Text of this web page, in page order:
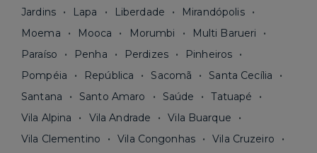
Jardins
Lapa Liberdade
Mirandópolis
Moema
Mooca Morumbi
Multi Barueri
Paraíso
Penha Perdizes
Pinheiros
Pompéia
República Sacomã
Santa Cecília
Santana
Santo Amaro Saúde
Tatuapé
Vila Alpina
Vila Andrade
Vila Buarque
Vila Clementino
Vila Congonhas
Vila Cruzeiro